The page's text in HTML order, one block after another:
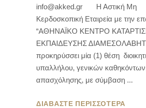
info@akked.gr Η Αστική Μη
Κερδοσκοπική Εταιρεία με την
“ΑΘΗΝΑΪΚΟ ΚΕΝΤΡΟ
ΕΚΠΑΙΔΕΥΣΗΣ
προκηρύσσει μία (1) θέση
υπαλλήλου, γενικών
απασχόλησης, με σύμβαση
ΔΙΑΒΑΣΤΕ ΠΕΡΙΣΣΟΤΕΡΑ